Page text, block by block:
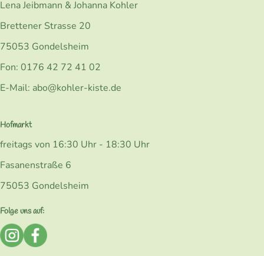
Lena Jeibmann & Johanna Kohler
Brettener Strasse 20
75053 Gondelsheim
Fon: 0176 42 72 41 02
E-Mail: abo@kohler-kiste.de
Hofmarkt
freitags von 16:30 Uhr - 18:30 Uhr
Fasanenstraße 6
75053 Gondelsheim
Folge uns auf:
Externer Link zu https://www.instagram.com/
Externer Link zu https://www.facebook.com/